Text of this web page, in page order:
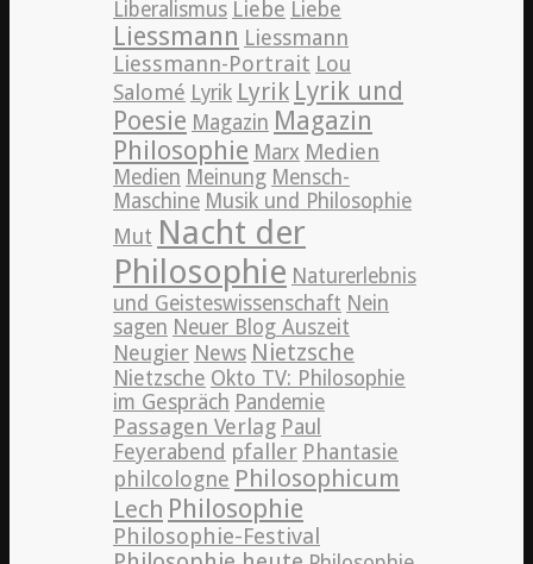
Liberalismus Liebe Liebe
Liessmann Liessmann
Liessmann-Portrait Lou
Salomé Lyrik Lyrik Lyrik und
Poesie Magazin Magazin
Philosophie Marx Medien
Medien Meinung Mensch-
Maschine Musik und Philosophie
Mut Nacht der
Philosophie Naturerlebnis
und Geisteswissenschaft Nein
sagen Neuer Blog Auszeit
Neugier News Nietzsche
Nietzsche Okto TV: Philosophie
im Gespräch Pandemie
Passagen Verlag Paul
Feyerabend pfaller Phantasie
philcologne Philosophicum
Lech Philosophie
Philosophie-Festival